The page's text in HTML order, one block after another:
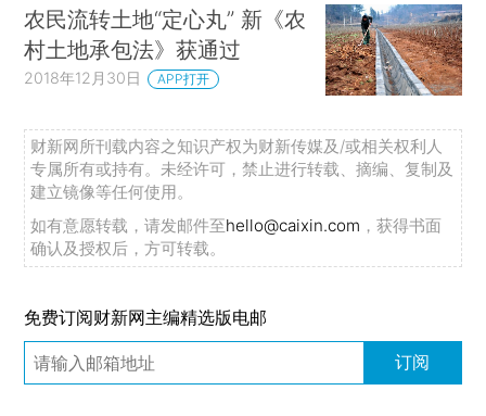
农民流转土地“定心丸” 新《农
村土地承包法》获通过
2018年12月30日 APP打开
财新网所刊载内容之知识产权为财新传媒及/或相关权利人
专属所有或持有。未经许可，禁止进行转载、摘编、复制及
建立镜像等任何使用。
如有意愿转载，请发邮件至hello@caixin.com ，获得书面
确认及授权后，方可转载。
免费订阅财新网主编精选版电邮
订阅